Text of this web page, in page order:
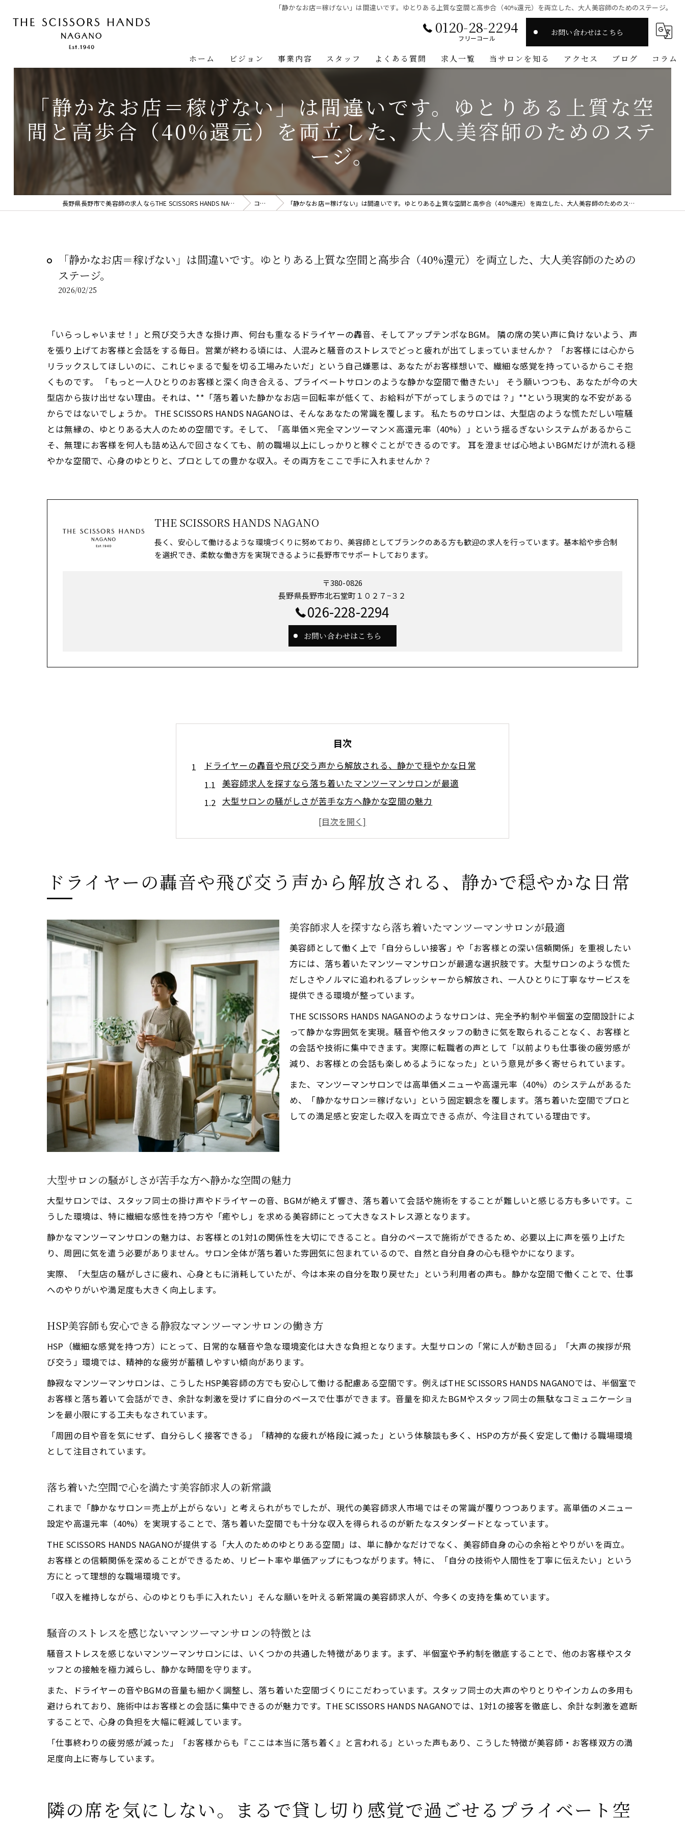
「静かなお店＝稼げない」は間違いです。ゆとりある上質な空間と高歩合（40%還元）を両立した、大人美容師のためのステージ。
0120-28-2294
フリーコール
お問い合わせはこちら
ホーム ビジョン 事業内容 スタッフ よくある質問 求人一覧 当サロンを知る
高収入
マンツーマン
アクセス ブログ コラム
「静かなお店＝稼げない」は間違いです。ゆとりある上質な空
間と高歩合（40%還元）を両立した、大人美容師のためのステ
ージ。
長野県長野市で美容師の求人ならTHE SCISSORS HANDS NAGANO コラム 「静かなお店＝稼げない」は間違いです。ゆとりある上質な空間と高歩合（40%還元）を両立した、大人美容師のためのステージ。
「静かなお店＝稼げない」は間違いです。ゆとりある上質な空間と高歩合（40%還元）を両立した、大人美容師のための
ステージ。
2026/02/25
「いらっしゃいませ！」と飛び交う大きな掛け声、何台も重なるドライヤーの轟音、そしてアップテンポなBGM。 隣の席の笑い声に負けないよう、声
を張り上げてお客様と会話をする毎日。営業が終わる頃には、人混みと騒音のストレスでどっと疲れが出てしまっていませんか？ 「お客様には心から
リラックスしてほしいのに、これじゃまるで髪を切る工場みたいだ」という自己嫌悪は、あなたがお客様想いで、繊細な感覚を持っているからこそ抱
くものです。 「もっと一人ひとりのお客様と深く向き合える、プライベートサロンのような静かな空間で働きたい」 そう願いつつも、あなたが今の大
型店から抜け出せない理由。それは、**「落ち着いた静かなお店＝回転率が低くて、お給料が下がってしまうのでは？」**という現実的な不安がある
からではないでしょうか。 THE SCISSORS HANDS NAGANOは、そんなあなたの常識を覆します。 私たちのサロンは、大型店のような慌ただしい喧騒
とは無縁の、ゆとりある大人のための空間です。そして、「高単価×完全マンツーマン×高還元率（40%）」という揺るぎないシステムがあるからこ
そ、無理にお客様を何人も詰め込んで回さなくても、前の職場以上にしっかりと稼ぐことができるのです。 耳を澄ませば心地よいBGMだけが流れる穏
やかな空間で、心身のゆとりと、プロとしての豊かな収入。その両方をここで手に入れませんか？
THE SCISSORS HANDS NAGANO
長く、安心して働けるような環境づくりに努めており、美容師としてブランクのある方も歓迎の求人を行っています。基本給や歩合制
を選択でき、柔軟な働き方を実現できるように長野市でサポートしております。
〒380-0826
長野県長野市北石堂町１０２７−３２
026-228-2294
お問い合わせはこちら
目次
ドライヤーの轟音や飛び交う声から解放される、静かで穏やかな日常
美容師求人を探すなら落ち着いたマンツーマンサロンが最適
大型サロンの騒がしさが苦手な方へ静かな空間の魅力
HSP美容師も安心できる静寂なマンツーマンサロンの働き方
落ち着いた空間で心を満たす美容師求人の新常識
隣の席を気にしない。まるで貸し切り感覚で過ごせるプライベート空間
マンツーマンサロン求人で叶う貸し切り感覚の働き方
HSPにも最適な静かなマンツーマンサロンで働こう
大型サロンにはない一対一の安心感が得られる求人
周囲を気にせず接客できるマンツーマンサロンの特長
「静かなお店＝稼げない」は誤解。高単価×還元率40%で叶う豊かな収入
落ち着いたマンツーマンサロン求人で安定収入を実現
美容師求人選びは静かな空間と高還元率がポイント
静かなサロンでも豊かな収入が得られる理由を解説
マンツーマンサロン求人で叶える高単価と安心の待遇
騒がしい大型サロンを辞めて収入も満足できる環境へ
声を張り上げる接客は卒業。本音を引き出すパーソナルなカウンセリング
美容師求人で叶える一対一のパーソナルカウンセリング
マンツーマンサロンなら本音で向き合える接客が可能
落ち着いた空間で信頼を深めるカウンセリングの魅力
一対一接客でお客様と深い信頼関係を築けるサロン
髪を切るだけでなく「癒やし」を。心からリラックスしてもらえる喜び
美容師求人で癒やしの空間づくりにチャレンジ
落ち着いた美容師求人で提供できる癒やしの価値
静かな空間で心からリラックスできる美容師求人
騒がしさに疲れた美容師求人はマンツーマンサロンで解決
HSP美容師も安心して続けられる静かなサロン環境
長く安定して働くなら静寂な美容師求人がおすすめ
ドライヤーの轟音や飛び交う声から解放される、静かで穏やかな日常
美容師求人を探すなら落ち着いたマンツーマンサロンが最適
美容師として働く上で「自分らしい接客」や「お客様との深い信頼関係」を重視したい
方には、落ち着いたマンツーマンサロンが最適な選択肢です。大型サロンのような慌た
だしさやノルマに追われるプレッシャーから解放され、一人ひとりに丁寧なサービスを
提供できる環境が整っています。
THE SCISSORS HANDS NAGANOのようなサロンは、完全予約制や半個室の空間設計によ
って静かな雰囲気を実現。騒音や他スタッフの動きに気を取られることなく、お客様と
の会話や技術に集中できます。実際に転職者の声として「以前よりも仕事後の疲労感が
減り、お客様との会話も楽しめるようになった」という意見が多く寄せられています。
また、マンツーマンサロンでは高単価メニューや高還元率（40%）のシステムがあるた
め、「静かなサロン＝稼げない」という固定観念を覆します。落ち着いた空間でプロと
しての満足感と安定した収入を両立できる点が、今注目されている理由です。
大型サロンの騒がしさが苦手な方へ静かな空間の魅力
大型サロンでは、スタッフ同士の掛け声やドライヤーの音、BGMが絶えず響き、落ち着いて会話や施術をすることが難しいと感じる方も多いです。こ
うした環境は、特に繊細な感性を持つ方や「癒やし」を求める美容師にとって大きなストレス源となります。
静かなマンツーマンサロンの魅力は、お客様との1対1の関係性を大切にできること。自分のペースで施術ができるため、必要以上に声を張り上げた
り、周囲に気を遣う必要がありません。サロン全体が落ち着いた雰囲気に包まれているので、自然と自分自身の心も穏やかになります。
実際、「大型店の騒がしさに疲れ、心身ともに消耗していたが、今は本来の自分を取り戻せた」という利用者の声も。静かな空間で働くことで、仕事
へのやりがいや満足度も大きく向上します。
HSP美容師も安心できる静寂なマンツーマンサロンの働き方
HSP（繊細な感覚を持つ方）にとって、日常的な騒音や急な環境変化は大きな負担となります。大型サロンの「常に人が動き回る」「大声の挨拶が飛
び交う」環境では、精神的な疲労が蓄積しやすい傾向があります。
静寂なマンツーマンサロンは、こうしたHSP美容師の方でも安心して働ける配慮ある空間です。例えばTHE SCISSORS HANDS NAGANOでは、半個室で
お客様と落ち着いて会話ができ、余計な刺激を受けずに自分のペースで仕事ができます。音量を抑えたBGMやスタッフ同士の無駄なコミュニケーショ
ンを最小限にする工夫もなされています。
「周囲の目や音を気にせず、自分らしく接客できる」「精神的な疲れが格段に減った」という体験談も多く、HSPの方が長く安定して働ける職場環境
として注目されています。
落ち着いた空間で心を満たす美容師求人の新常識
これまで「静かなサロン＝売上が上がらない」と考えられがちでしたが、現代の美容師求人市場ではその常識が覆りつつあります。高単価のメニュー
設定や高還元率（40%）を実現することで、落ち着いた空間でも十分な収入を得られるのが新たなスタンダードとなっています。
THE SCISSORS HANDS NAGANOが提供する「大人のためのゆとりある空間」は、単に静かなだけでなく、美容師自身の心の余裕とやりがいを両立。
お客様との信頼関係を深めることができるため、リピート率や単価アップにもつながります。特に、「自分の技術や人間性を丁寧に伝えたい」という
方にとって理想的な職場環境です。
「収入を維持しながら、心のゆとりも手に入れたい」――そんな願いを叶える新常識の美容師求人が、今多くの支持を集めています。
騒音のストレスを感じないマンツーマンサロンの特徴とは
騒音ストレスを感じないマンツーマンサロンには、いくつかの共通した特徴があります。まず、半個室や予約制を徹底することで、他のお客様やスタ
ッフとの接触を極力減らし、静かな時間を守ります。
また、ドライヤーの音やBGMの音量も細かく調整し、落ち着いた空間づくりにこだわっています。スタッフ同士の大声のやりとりやインカムの多用も
避けられており、施術中はお客様との会話に集中できるのが魅力です。THE SCISSORS HANDS NAGANOでは、1対1の接客を徹底し、余計な刺激を遮断
することで、心身の負担を大幅に軽減しています。
「仕事終わりの疲労感が減った」「お客様からも『ここは本当に落ち着く』と言われる」といった声もあり、こうした特徴が美容師・お客様双方の満
足度向上に寄与しています。
隣の席を気にしない。まるで貸し切り感覚で過ごせるプライベート空
お問い合わせはこちら
お問い合わせはこちら